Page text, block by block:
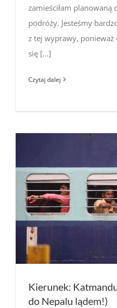
zamieściłam planowaną
podróży. Jesteśmy
z tej wyprawy, ponieważ
się [...]
Czytaj dalej
Kierunek:
do Nepalu lądem!)